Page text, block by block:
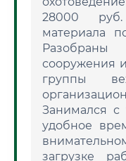
28000
материала
сооружения
группы
Занимался
удобное
загрузке